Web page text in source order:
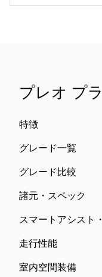
プレオ プ
特徴
グレード一覧
グレード比較
諸元・スペック
スマートアシスト
走行性能
室内空間装備